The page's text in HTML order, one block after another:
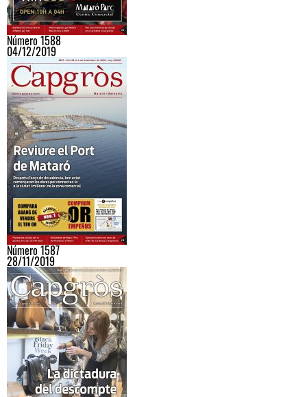
Número 1588
04/12/2019
Número 1587
28/11/2019